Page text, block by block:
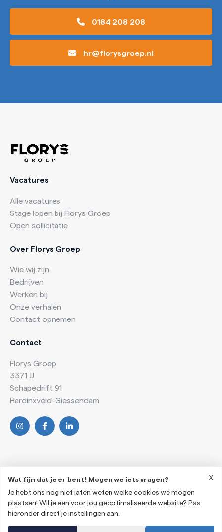
0184 208 208
hr@florysgroep.nl
Vacatures
Alle vacatures
Stage lopen bij Florys Groep
Open sollicitatie
Over Florys Groep
Wie wij zijn
Bedrijven
Werken bij
Onze verhalen
Contact opnemen
Contact
Florys Groep
3371 JJ
Schapedrift 91
Hardinxveld-Giessendam
2026 © Florys Groep
Algemene voorwaarden
Privacyverklaring
Wat fijn dat je er bent! Mogen we iets vragen?
Je hebt ons nog niet laten weten welke cookies we mogen
plaatsen! Wil je een voor jou geoptimaliseerde website? Pas
hieronder direct je instellingen aan.
X